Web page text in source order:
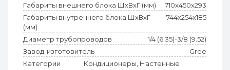
Габариты внешнего блока ШхВхГ (мм)
710x450x293
Габариты внутреннего блока ШхВхГ
(мм)
744x254x185
Диаметр трубопроводов
1/4 (6.35)-3/8 (9.52)
Завод-изготовитель
Gree
Категории
Кондиционеры, Настенные